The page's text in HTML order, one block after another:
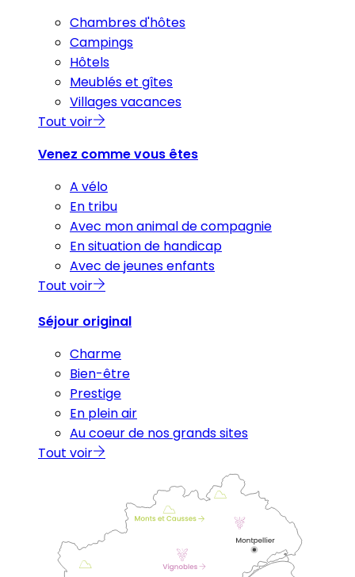
Chambres d'hôtes
Campings
Hôtels
Meublés et gîtes
Villages vacances
Tout voir
Venez comme vous êtes
A vélo
En tribu
Avec mon animal de compagnie
En situation de handicap
Avec de jeunes enfants
Tout voir
Séjour original
Charme
Bien-être
Prestige
En plein air
Au coeur de nos grands sites
Tout voir